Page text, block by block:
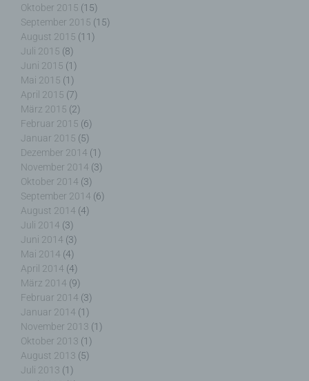
Oktober 2015 (15)
September 2015 (15)
August 2015 (11)
Juli 2015 (8)
Juni 2015 (1)
Mai 2015 (1)
April 2015 (7)
März 2015 (2)
Februar 2015 (6)
Januar 2015 (5)
Dezember 2014 (1)
November 2014 (3)
Oktober 2014 (3)
September 2014 (6)
August 2014 (4)
Juli 2014 (3)
Juni 2014 (3)
Mai 2014 (4)
April 2014 (4)
März 2014 (9)
Februar 2014 (3)
Januar 2014 (1)
November 2013 (1)
Oktober 2013 (1)
August 2013 (5)
Juli 2013 (1)
unabhängig davon, ob es sich bei ihr um einen
Dritten handelt oder nicht. Behörden, die im
Rahmen eines bestimmten Untersuchungsauftrags
nach dem Unionsrecht oder dem Recht der
Mitgliedstaaten möglicherweise
personenbezogene Daten erhalten, gelten jedoch
nicht als Empfänger.
j) Dritter
Dritter ist eine natürliche oder juristische Person,
Behörde, Einrichtung oder andere Stelle außer der
betroffenen Person, dem Verantwortlichen, dem
Auftragsverarbeiter und den Personen, die unter
der unmittelbaren Verantwortung des
Verantwortlichen oder des Auftragsverarbeiters
befugt sind, die personenbezogenen Daten zu
verarbeiten.
k) Einwilligung